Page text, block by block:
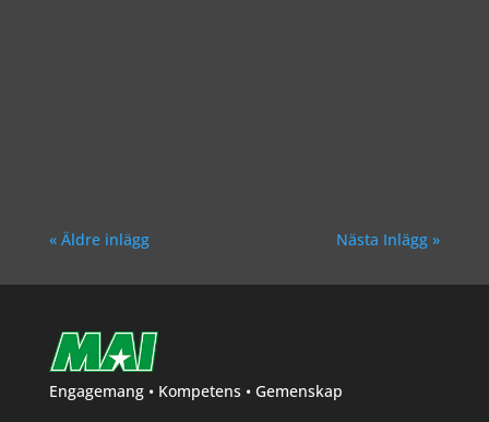
« Äldre inlägg Nästa Inlägg »
Engagemang • Kompetens • Gemenskap